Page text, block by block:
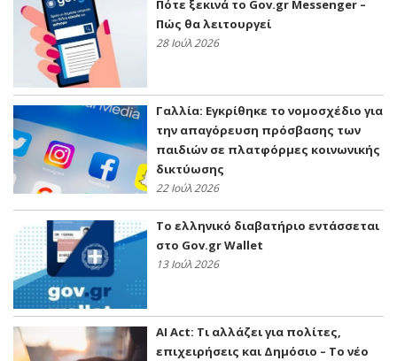
Πότε ξεκινά το Gov.gr Messenger –
Πώς θα λειτουργεί
28 Ιούλ 2026
Γαλλία: Εγκρίθηκε το νομοσχέδιο για
την απαγόρευση πρόσβασης των
παιδιών σε πλατφόρμες κοινωνικής
δικτύωσης
22 Ιούλ 2026
Το ελληνικό διαβατήριο εντάσσεται
στο Gov.gr Wallet
13 Ιούλ 2026
AI Act: Τι αλλάζει για πολίτες,
επιχειρήσεις και Δημόσιο – Το νέο